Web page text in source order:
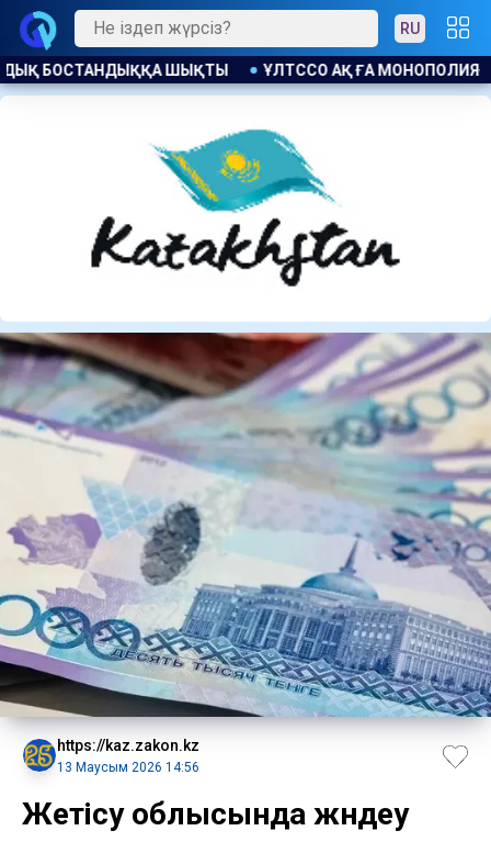
RU
ҚАРСЫ ЗАҢ БҰЗУШЫЛЫҚ ҮШІН ЕСКЕРТУ
https://kaz.zakon.kz
13 Маусым 2026 14:56
Жетісу облысында жөндеу